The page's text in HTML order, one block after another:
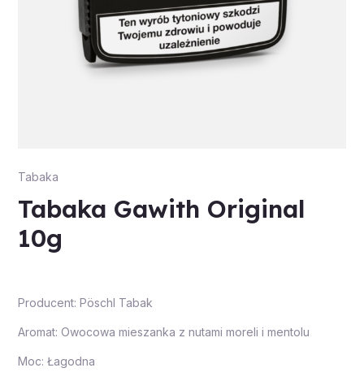
Tabaka
Tabaka Gawith Original
10g
Producent: Pöschl Tabak
Aromat: Owocowa mieszanka z nutami moreli i mentolu
Moc: Łagodna